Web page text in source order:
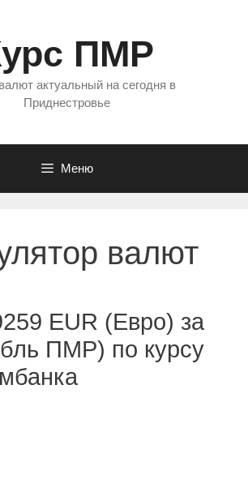
ПМР
актуальный на сегодня в
Приднестровье
Меню
валют
EUR (Евро) за
ПМР) по курсу